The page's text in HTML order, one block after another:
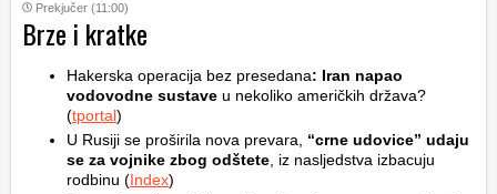
Prekjučer (11:00)
Brze i kratke
Hakerska operacija bez presedana: Iran napao
vodovodne sustave u nekoliko američkih država?
(tportal)
U Rusiji se proširila nova prevara, “crne udovice” udaju
se za vojnike zbog odštete , iz nasljedstva izbacuju
rodbinu (Index)